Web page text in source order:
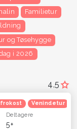
Familietur
og Tøsehygge
i 2026
4,5
Venindetur
Deltagere
5+